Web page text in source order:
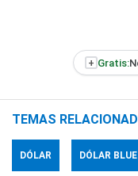
+ Gratis:
TEMAS
DÓLAR DÓLAR BLUE